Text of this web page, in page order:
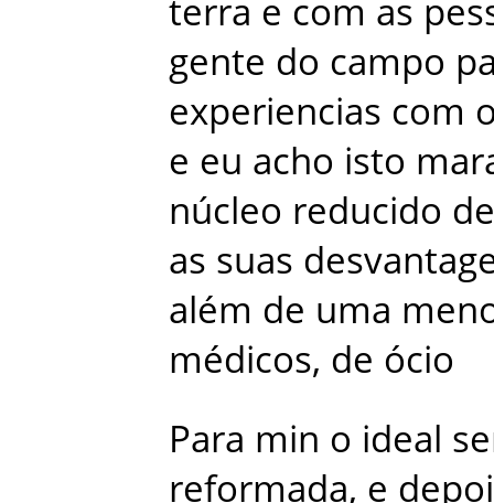
terra e com as
gente do campo
experiencias com
e eu acho isto
núcleo reducido de
as suas
além de uma
médicos, de ócio
Para min o ideal
reformada, e